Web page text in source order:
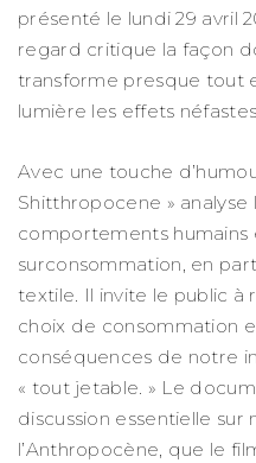
présenté le lundi 29 avril
regard critique la façon
transforme presque tout
lumière les effets
Avec une touche
Shitthropocene » analyse
comportements humains
surconsommation, en
textile. Il invite le public à
choix de consommation
conséquences de notre
« tout jetable. » Le
discussion essentielle
l’Anthropocène, que le